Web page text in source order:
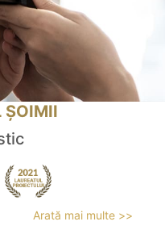
ȘOIMII
Arată mai multe >>